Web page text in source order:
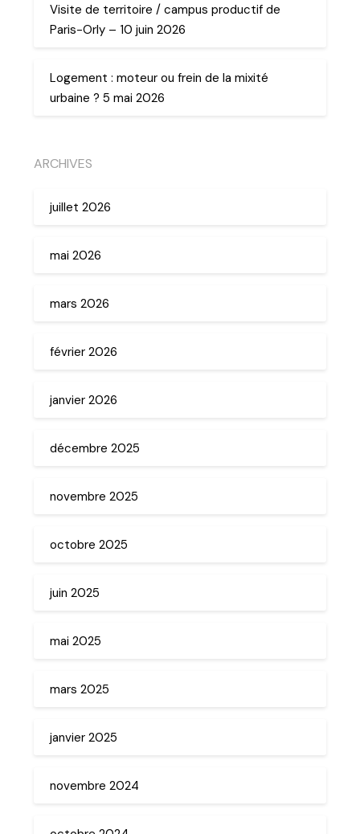
Visite de territoire / campus productif de
Paris-Orly – 10 juin 2026
Logement : moteur ou frein de la mixité
urbaine ? 5 mai 2026
ARCHIVES
juillet 2026
mai 2026
mars 2026
février 2026
janvier 2026
décembre 2025
novembre 2025
octobre 2025
juin 2025
mai 2025
mars 2025
janvier 2025
novembre 2024